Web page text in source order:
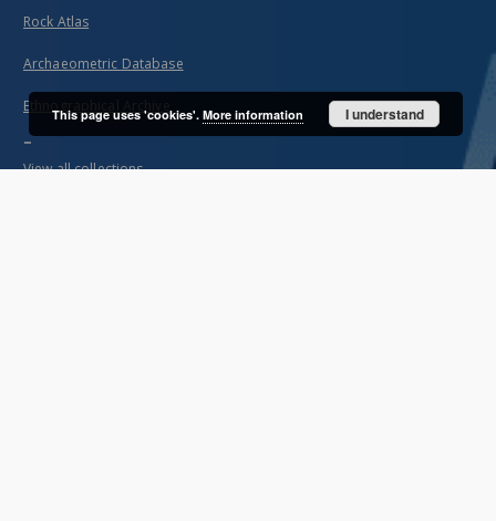
Rock Atlas
Archaeometric Database
Ethnographical Archive
...
View all collections
This page uses 'cookies'. More information I understand